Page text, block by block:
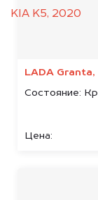
LADA
Состояние:
Цена:
KIA K5, 2020